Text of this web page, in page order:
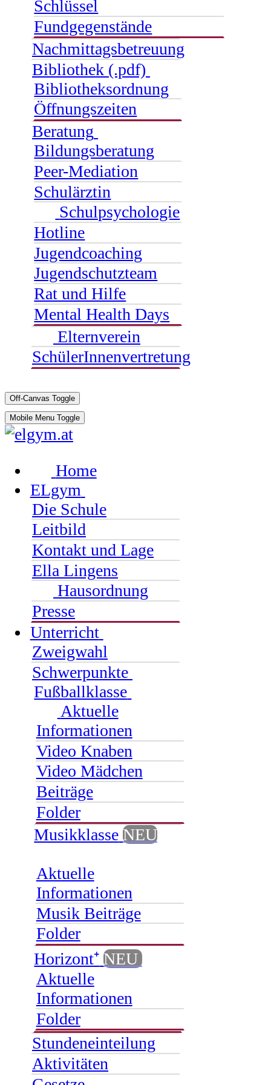
Schlüssel
Fundgegenstände
Nachmittagsbetreuung
Bibliothek (.pdf)
Bibliotheksordnung
Öffnungszeiten
Beratung
Bildungsberatung
Peer-Mediation
Schulärztin
Schulpsychologie
Hotline
Jugendcoaching
Jugendschutzteam
Rat und Hilfe
Mental Health Days
Elternverein
SchülerInnenvertretung
Off-Canvas Toggle
Mobile Menu Toggle
Home
ELgym
Die Schule
Leitbild
Kontakt und Lage
Ella Lingens
Hausordnung
Presse
Unterricht
Zweigwahl
Schwerpunkte
Fußballklasse
Aktuelle
Informationen
Video Knaben
Video Mädchen
Beiträge
Folder
Musikklasse NEU
Aktuelle
Informationen
Musik Beiträge
Folder
Horizont⁺ NEU
Aktuelle
Informationen
Folder
Stundeneinteilung
Aktivitäten